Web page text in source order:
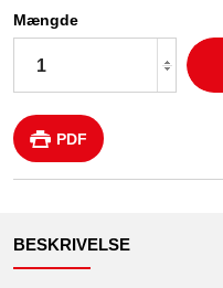
Mængde
PDF
BESKRIVELSE